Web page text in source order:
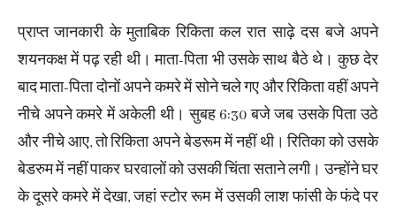
प्राप्त जानकारी के मुताबिक रिकिता कल रात साढ़े दस बजे अपने
शयनकक्ष में पढ़ रही थी। माता-पिता भी उसके साथ बैठे थे। कुछ देर
बाद माता-पिता दोनों अपने कमरे में सोने चले गए और रिकिता वहीं अपने
नीचे अपने कमरे में अकेली थी। सुबह 6:30 बजे जब उसके पिता उठे
और नीचे आए, तो रिकिता अपने बेडरूम में नहीं थी। रितिका को उसके
बेडरुम में नहीं पाकर घरवालों को उसकी चिंता सताने लगी। उन्होंने घर
के दूसरे कमरे में देखा, जहां स्टोर रूम में उसकी लाश फांसी के फंदे पर